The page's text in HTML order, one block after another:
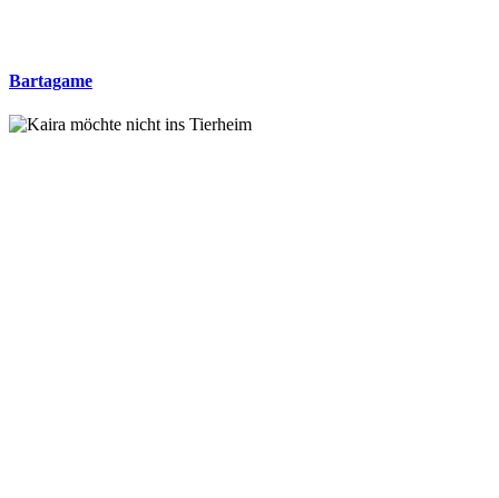
Bartagame